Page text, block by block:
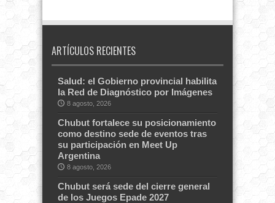
ARTÍCULOS RECIENTES
Salud: el Gobierno provincial habilita
la Red de Diagnóstico por Imágenes
8 agosto, 2026
Chubut fortalece su posicionamiento
como destino sede de eventos tras
su participación en Meet Up
Argentina
8 agosto, 2026
Chubut será sede del cierre general
de los Juegos Epade 2027